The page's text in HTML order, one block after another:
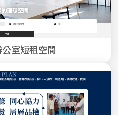
室短租空間